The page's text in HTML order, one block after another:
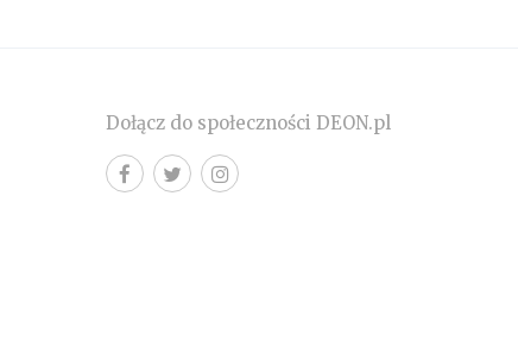
Dołącz do społeczności DEON.pl